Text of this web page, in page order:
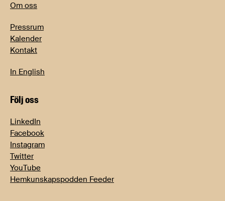
Om oss
Pressrum
Kalender
Kontakt
In English
Följ oss
LinkedIn
Facebook
Instagram
Twitter
YouTube
Hemkunskapspodden Feeder